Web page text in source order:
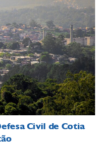
Civil de Cotia